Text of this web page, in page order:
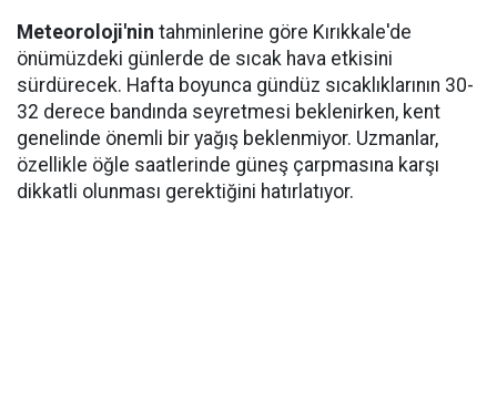
Meteoroloji'nin tahminlerine göre Kırıkkale'de
önümüzdeki günlerde de sıcak hava etkisini
sürdürecek. Hafta boyunca gündüz sıcaklıklarının 30-
32 derece bandında seyretmesi beklenirken, kent
genelinde önemli bir yağış beklenmiyor. Uzmanlar,
özellikle öğle saatlerinde güneş çarpmasına karşı
dikkatli olunması gerektiğini hatırlatıyor.